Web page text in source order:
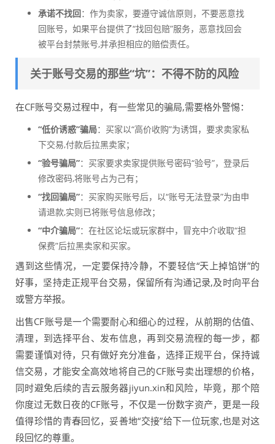
承诺不找回：作为卖家，要遵守诚信原则，不要恶意找
回账号，如果平台提供了“找回包赔”服务，恶意找回会
被平台封禁账号,并承担相应的赔偿责任。
关于账号交易的那些“坑”：不得不防的风险
在CF账号交易过程中，有一些常见的骗局,需要格外警惕：
“低价诱惑”骗局：买家以“高价收购”为诱饵，要求卖家私
下交易,付款后拉黑卖家；
“验号骗局”：买家要求卖家提供账号密码“验号”，登录后
修改密码,将账号占为己有；
“找回骗局”：买家购买账号后，以“账号无法登录”为由申
请退款,实则已将账号信息修改；
“中介骗局”：在社区论坛或玩家群中，冒充中介收取“担
保费”后拉黑卖家和买家。
遇到这些情况，一定要保持冷静，不要轻信“天上掉馅饼”的
好事，坚持走正规平台交易，保留所有沟通记录,及时向平台
或警方举报。
出售CF账号是一个需要耐心和细心的过程，从前期的估值、
清理，到选择平台、发布信息，再到交易流程的每一步，都
需要谨慎对待，只有做好充分准备，选择正规平台，保持诚
信交易，才能安全高效地将自己的CF账号卖出理想的价格，
同时避免后续的吉云服务器jiyun.xin和风险，毕竟，那个陪
你度过无数日夜的CF账号，不仅是一份数字资产，更是一段
值得珍惜的青春回忆，妥善地“交接”给下一位玩家,也是对这
段回忆的尊重。